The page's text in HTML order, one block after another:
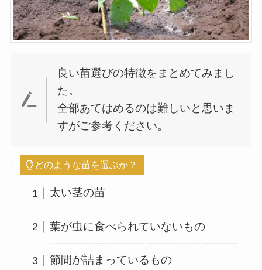
良い苗選びの特徴をまとめてみまし
た。
全部あてはめるのは難しいと思いま
すがご参考ください。
どのような苗を選ぶか？
太い茎の苗
葉が虫に食べられていないもの
節間が詰まっているもの